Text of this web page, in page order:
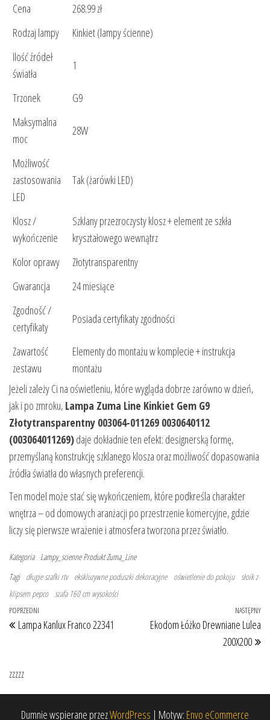
Cena
268.99 zł
Rodzaj lampy
Kinkiet (lampy ścienne)
Ilość źródeł
światła
1
Trzonek
G9
Maksymalna
moc
28W
Możliwość
zastosowania
LED
Tak (żarówki LED)
Klosz /
wykończenie
Szklany przezroczysty klosz + element ze szkła
kryształowego wewnątrz
Kolor oprawy
Złotytransparentny
Gwarancja
24 miesiące
Zgodność /
certyfikaty
Posiada certyfikaty zgodności
Zawartość
zestawu
Elementy do montażu w komplecie + instrukcja
montażu
Jeżeli zależy Ci na oświetleniu, które wygląda dobrze zarówno w dzień,
jak i po zmroku, Lampa Zuma Line Kinkiet Gem G9
Złotytransparentny 003064-011269 0030640112
(003064011269)daje dokładnie ten efekt: designerską formę,
przemyślaną konstrukcję szklanego klosza oraz możliwość dopasowania
źródła światła do własnych preferencji.
Ten model może stać się wykończeniem, które podkreśla charakter
wnętrza – od domowych aranżacji po przestrzenie komercyjne, gdzie
liczy się pierwsze wrażenie i atmosfera tworzona przez światło.
Kategoria Lampy_scienne Produkt Zuma_Line
Tagi długie szafki rtv ekskluzywne poduszki dekoracyjne oświetlenie do pokoju
słoik z
klipsem pepco
szafa 160 cm wysokości
Nawigacja wpisu
Poprzedni wpis
POPRZEDNI
Lampa Kanlux Franco 22341
NASTĘPNY
Ekodom Łóżko Drewniane Lulea
200X200
zzzzz
Dumnie wspierane przezWordPress | Motyw: Envo eCommerce